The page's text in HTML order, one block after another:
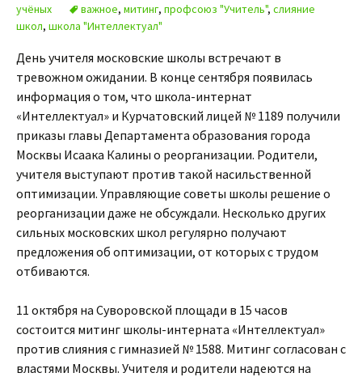
учёных
важное, митинг, профсоюз "Учитель", слияние
школ, школа "Интеллектуал"
День учителя московские школы встречают в
тревожном ожидании. В конце сентября появилась
информация о том, что школа-интернат
«Интеллектуал» и Курчатовский лицей № 1189 получили
приказы главы Департамента образования города
Москвы Исаака Калины о реорганизации. Родители,
учителя выступают против такой насильственной
оптимизации. Управляющие советы школы решение о
реорганизации даже не обсуждали. Несколько других
сильных московских школ регулярно получают
предложения об оптимизации, от которых с трудом
отбиваются.
11 октября на Суворовской площади в 15 часов
состоится митинг школы-интерната «Интеллектуал»
против слияния с гимназией № 1588. Митинг согласован с
властями Москвы. Учителя и родители надеются на